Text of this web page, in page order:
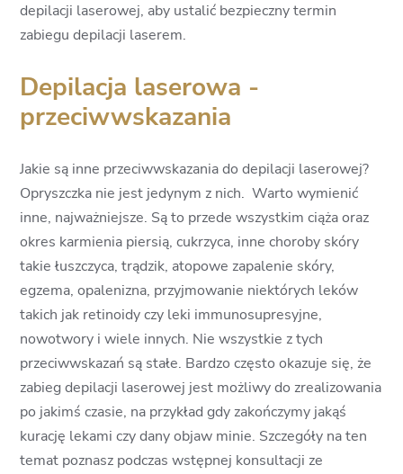
depilacji laserowej, aby ustalić bezpieczny termin
zabiegu depilacji laserem.
Depilacja laserowa -
przeciwwskazania
Jakie są inne przeciwwskazania do depilacji laserowej?
Opryszczka nie jest jedynym z nich. Warto wymienić
inne, najważniejsze. Są to przede wszystkim ciąża oraz
okres karmienia piersią, cukrzyca, inne choroby skóry
takie łuszczyca, trądzik, atopowe zapalenie skóry,
egzema, opalenizna, przyjmowanie niektórych leków
takich jak retinoidy czy leki immunosupresyjne,
nowotwory i wiele innych. Nie wszystkie z tych
przeciwwskazań są stałe. Bardzo często okazuje się, że
zabieg depilacji laserowej jest możliwy do zrealizowania
po jakimś czasie, na przykład gdy zakończymy jakąś
kurację lekami czy dany objaw minie. Szczegóły na ten
temat poznasz podczas wstępnej konsultacji ze